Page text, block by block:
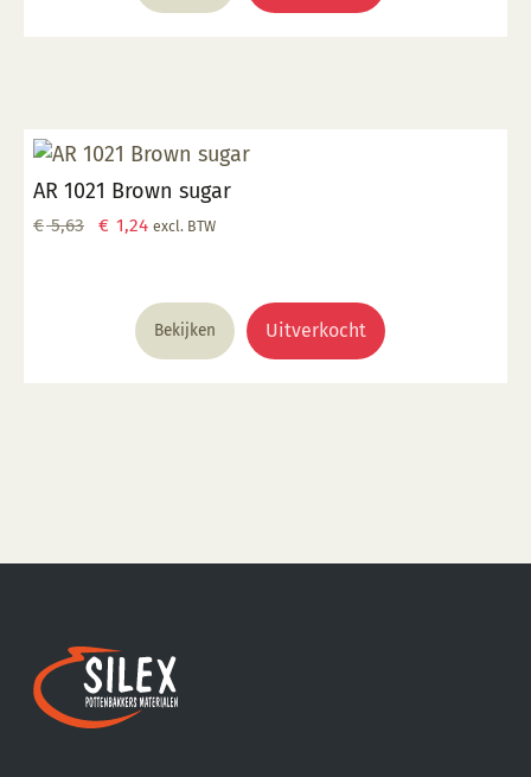
AR 1021 Brown sugar
€5,63
Oorspronkelijke
€ 5,63.
€ 1,24Huidige
€ 1,24.
excl. BTW
Bekijken Uitverkocht